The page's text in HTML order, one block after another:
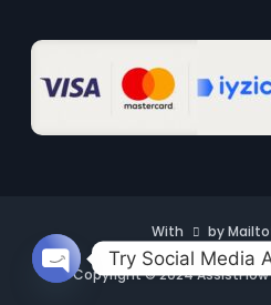
With by
Copyright © 2024 AssistFlow
Try Social Media